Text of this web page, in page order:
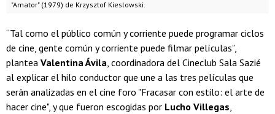
"Amator" (1979) de Krzysztof Kieslowski.
“Tal como el público común y corriente puede programar ciclos
de cine, gente común y corriente puede filmar películas”,
plantea Valentina Ávila , coordinadora del Cineclub Sala Sazié
al explicar el hilo conductor que une a las tres películas que
serán analizadas en el cine foro "Fracasar con estilo: el arte de
hacer cine", y que fueron escogidas por Lucho Villegas